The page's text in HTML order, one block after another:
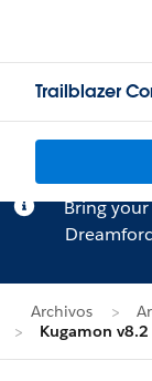
Trailblazer
Bring
Archivos
Kugamon